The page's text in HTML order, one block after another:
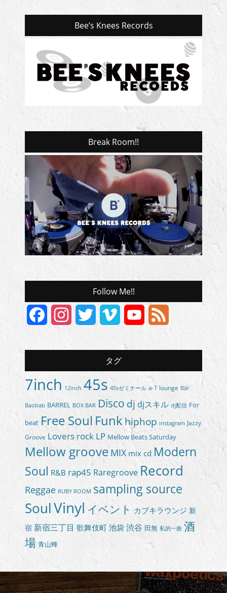
Bee’s Knees Records
Break Room!!
Follow Me!!
FacebookInstagram
Twitter Vimeo
YouTube
タグ
7inch 12inch 45s 45sゼミナール a-1 lounge Bar
Baobab BARREL BOX BAR Disco dj djスキル dj配信 For
beat Free Soul Funkhiphop instagram Jazzy
Groove Lovers rock LP Mellow Beats Saturday
Mellow groove MIX mix cd Modern
Soul R&B rap45 Raregroove Record
Reggae RUBY ROOM sampling source
SoulVinyl イベント カブキラウンジ 新
宿 新宿三丁目 歌舞伎町 池袋 渋谷 田無 私的一曲 酒
場 青山蜂